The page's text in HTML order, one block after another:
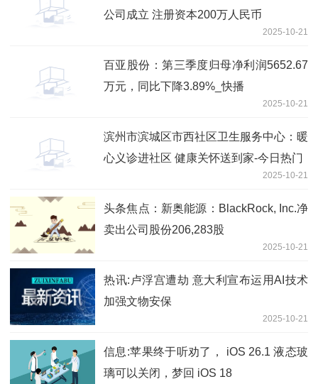
公司成立 注册资本200万人民币
2025-10-21
百亚股份：第三季度归母净利润5652.67
万元，同比下降3.89%_快播
2025-10-21
滨州市滨城区市西社区卫生服务中心：暖
心义诊进社区 健康关怀送到家-今日热门
2025-10-21
头条焦点：新奥能源：BlackRock, Inc.净
卖出公司股份206,283股
2025-10-21
热讯:卢浮宫遭劫 意大利宣布运用AI技术
加强文物安保
2025-10-21
信息:苹果终于听劝了， iOS 26.1 液态玻
璃可以关闭，梦回 iOS 18